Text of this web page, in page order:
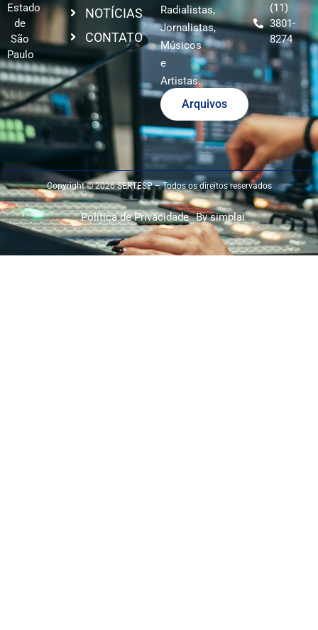
Estado
de
São
Paulo
NOTÍCIAS
CONTATO
Radialistas,
Jornalistas,
Músicos
e
Artistas.
Arquivos
(11)
3801-
8274
Copyright © 2026 SERTESP – Todos os direitos reservados
Política de Privacidade By simplai